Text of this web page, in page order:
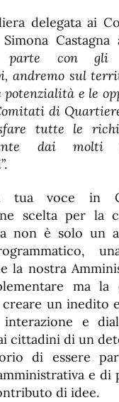
de
fuente
de
delegata ai
Castagna
parte con gli
andremo sul
potenzialità e le
di
tutte le
dai molti
”.
tua voce in
scelta per la
non è solo un
la nostra
ma la
un inedito
e
cittadini di un
di essere
e di
di idee.